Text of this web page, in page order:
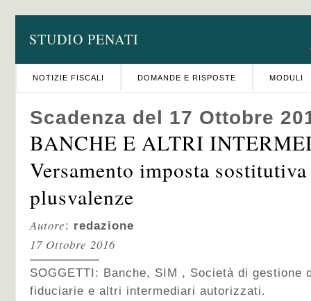
STUDIO PENATI
NOTIZIE FISCALI DOMANDE E RISPOSTE MODULI
Scadenza del 17 Ottobre
BANCHE E ALTRI
Versamento imposta
plusvalenze
Autore: redazione
17 Ottobre 2016
SOGGETTI: Banche, SIM , Società di gestione
fiduciarie e altri intermediari autorizzati.